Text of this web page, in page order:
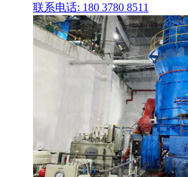
联系电话: 180 3780 8511